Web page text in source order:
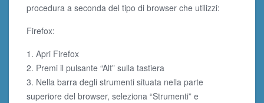
procedura a seconda del tipo di browser che utilizzi:
Firefox:
1. Apri Firefox
2. Premi il pulsante “Alt” sulla tastiera
3. Nella barra degli strumenti situata nella parte
superiore del browser, seleziona “Strumenti” e